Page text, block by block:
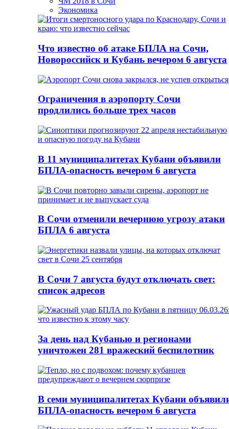
Экономика
Что известно об атаке БПЛА на Сочи,
Новороссийск и Кубань вечером 6 августа
Ограничения в аэропорту Сочи
продлились больше трех часов
В 11 муниципалитетах Кубани объявили
БПЛА-опасность вечером 6 августа
В Сочи отменили вечернюю угрозу атаки
БПЛА 6 августа
В Сочи 7 августа будут отключать свет:
список адресов
За день над Кубанью и регионами
уничтожен 281 вражеский беспилотник
В семи муниципалитетах Кубани
БПЛА-опасность вечером 6 августа